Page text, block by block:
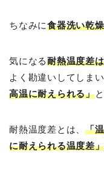
ちなみに食器洗い乾
気になる耐熱温度差
よく勘違いしてしま
高温に耐えられる」
耐熱温度差とは、「
に耐えられる温度差」